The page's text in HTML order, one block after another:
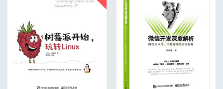
为数据分析定义问题 36
为什么你的提问方式很重要 37
写出好问题的步骤 37
进一步要做的事 41
第4章 系统设计工具 42
什么是数据 43
文档工具 44